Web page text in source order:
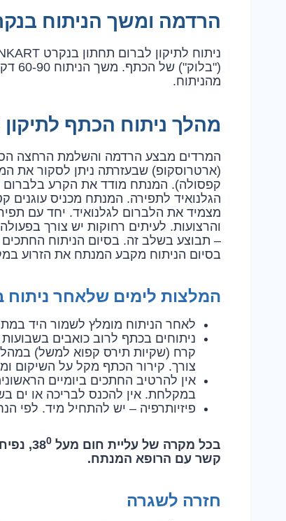
הרדמה ומשך הניתוח
מהניתוח.
מהלך ניתוח הכתף
המרדים מבצע הרדמה והשלמת הרחצה
(ארטרוסקופ) שבעזרתה ניתן לסקור את
קפסולה). המנתח מודד את הקרע בלברום
הגלנואיד לתפירה. המנתח מכניס עוגנים
מצמיד את הלברום לגלנואיד. יחד עם
והרצועות. לעיתים רחוקות יש צורך
– תבוצע בשלב זה. בסיום הניתוח
בסיום הניתוח מקבע המנתח את הזרוע
המלצות לימים שלאחר ניתוח
לאחר הניתוח מומלץ לשמור היד במתלה
ניתוחים בכתף לרוב כואבים
קרח (שקיות תירס קפוא למשל)
צורך. קירור הכתף מקל על השיקום
אין להרטיב החתכים ביומיים
במקלחת. אין להכנס לבריכה או ים
פיזיותרפיה – יש להתחיל מיד. לפי
בכל מקרה של עליית חום מעל 38 0
,
קשר עם הרופא המנתח.
חזרה לשגרה